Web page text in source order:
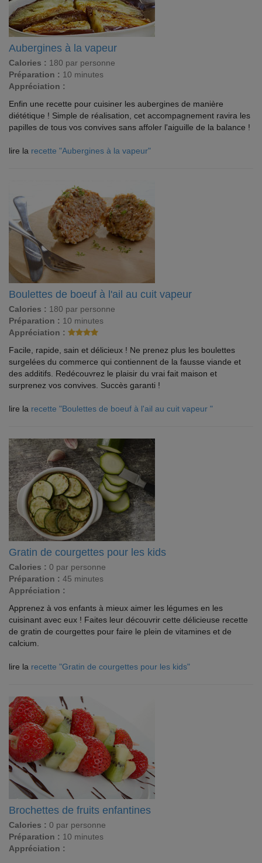
Aubergines à la vapeur
Calories : 180 par personne
Préparation : 10 minutes
Appréciation :
Enfin une recette pour cuisiner les aubergines de manière
diététique ! Simple de réalisation, cet accompagnement ravira les
papilles de tous vos convives sans affoler l'aiguille de la balance !
lire la recette "Aubergines à la vapeur"
Boulettes de boeuf à l'ail au cuit vapeur
Calories : 180 par personne
Préparation : 10 minutes
Appréciation :
Facile, rapide, sain et délicieux ! Ne prenez plus les boulettes
surgelées du commerce qui contiennent de la fausse viande et
des additifs. Redécouvrez le plaisir du vrai fait maison et
surprenez vos convives. Succès garanti !
lire la recette "Boulettes de boeuf à l'ail au cuit vapeur "
Gratin de courgettes pour les kids
Calories : 0 par personne
Préparation : 45 minutes
Appréciation :
Apprenez à vos enfants à mieux aimer les légumes en les
cuisinant avec eux ! Faites leur découvrir cette délicieuse recette
de gratin de courgettes pour faire le plein de vitamines et de
calcium.
lire la recette "Gratin de courgettes pour les kids"
Brochettes de fruits enfantines
Calories : 0 par personne
Préparation : 10 minutes
Appréciation :